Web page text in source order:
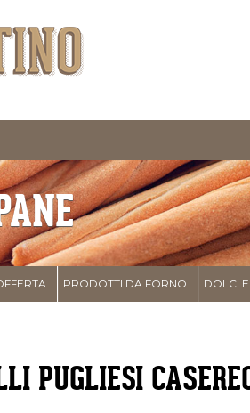
PRODOTTI DA FORNO DOLCI
PUGLIESI